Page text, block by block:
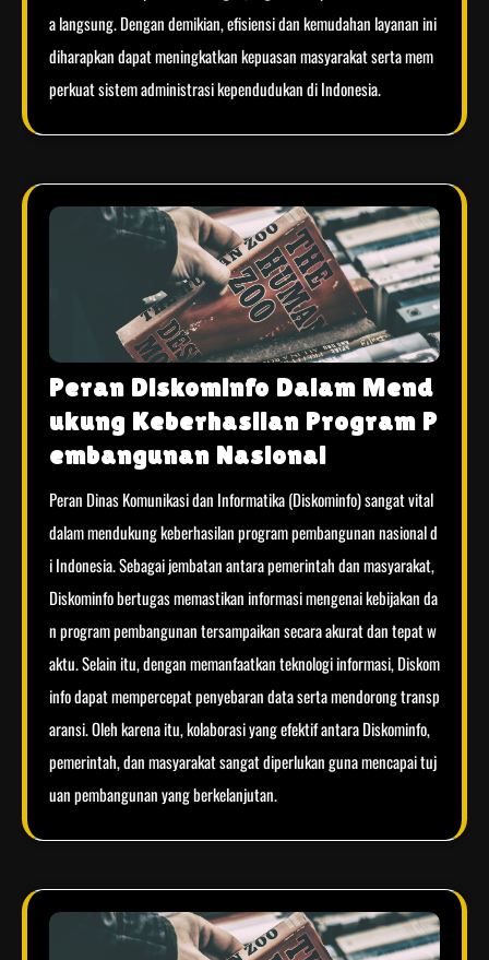
a langsung. Dengan demikian, efisiensi dan kemudahan layanan ini
diharapkan dapat meningkatkan kepuasan masyarakat serta mem
perkuat sistem administrasi kependudukan di Indonesia.
Peran Diskominfo Dalam Mend
ukung Keberhasilan Program P
embangunan Nasional
Peran Dinas Komunikasi dan Informatika (Diskominfo) sangat vital
dalam mendukung keberhasilan program pembangunan nasional d
i Indonesia. Sebagai jembatan antara pemerintah dan masyarakat,
Diskominfo bertugas memastikan informasi mengenai kebijakan da
n program pembangunan tersampaikan secara akurat dan tepat w
aktu. Selain itu, dengan memanfaatkan teknologi informasi, Diskom
info dapat mempercepat penyebaran data serta mendorong transp
aransi. Oleh karena itu, kolaborasi yang efektif antara Diskominfo,
pemerintah, dan masyarakat sangat diperlukan guna mencapai tuj
uan pembangunan yang berkelanjutan.